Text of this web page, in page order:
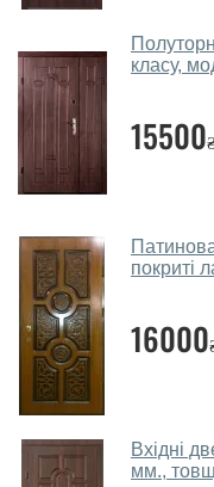
параметрів, бюджету
вхідних дверей
кожного відвідувача.
Так, робимо. Наші
собою каталоги
консультації Ви
відвідуючи наш офіс.
Скільки
Виклик замірника-
Ви робите
класу,
15500
покриті
16000
Вхідні
мм.,